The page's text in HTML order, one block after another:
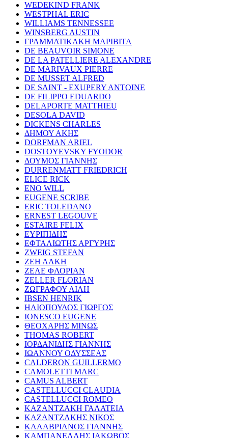
WEDEKIND FRANK
WESTPHAL ERIC
WILLIAMS TENNESSEE
WINSBERG AUSTIN
ΓΡΑΜΜΑΤΙΚΑΚΗ ΜΑΡΙΒΙΤΑ
DE BEAUVOIR SIMONE
DE LA PATELLIERE ALEXANDRE
DE MARIVAUX PIERRE
DE MUSSET ALFRED
DE SAINT - EXUPERY ANTOINE
DE FILIPPO EDUARDO
DELAPORTE MATTHIEU
DESOLA DAVID
DICKENS CHARLES
ΔΗΜΟΥ ΑΚΗΣ
DORFMAN ARIEL
DOSTOYEVSKY FYODOR
ΔΟΥΜΟΣ ΓΙΑΝΝΗΣ
DURRENMATT FRIEDRICH
ELICE RICK
ENO WILL
EUGENE SCRIBE
ERIC TOLEDANO
ERNEST LEGOUVE
ESTAIRE FELIX
ΕΥΡΙΠΙΔΗΣ
ΕΦΤΑΛΙΩΤΗΣ ΑΡΓΥΡΗΣ
ZWEIG STEFAN
ΖΕΗ ΑΛΚΗ
ΖΕΛΕ ΦΛΟΡΙΑΝ
ZELLER FLORIAN
ΖΩΓΡΑΦΟΥ ΛΙΛΗ
IBSEN HENRIK
ΗΛΙΟΠΟΥΛΟΣ ΓΙΩΡΓΟΣ
IONESCO EUGENE
ΘΕΟΧΑΡΗΣ ΜΙΝΩΣ
THOMAS ROBERT
ΙΟΡΔΑΝΙΔΗΣ ΓΙΑΝΝΗΣ
ΙΩΑΝΝΟΥ ΟΔΥΣΣΕΑΣ
CALDERON GUILLERMO
CAMOLETTI MARC
CAMUS ALBERT
CASTELLUCCI CLAUDIA
CASTELLUCCI ROMEO
ΚΑΖΑΝΤΖΑΚΗ ΓΑΛΑΤΕΙΑ
ΚΑΖΑΝΤΖΑΚΗΣ ΝΙΚΟΣ
ΚΑΛΑΒΡΙΑΝΟΣ ΓΙΑΝΝΗΣ
ΚΑΜΠΑΝΕΛΛΗΣ ΙΑΚΩΒΟΣ